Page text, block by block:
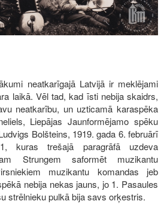
neatkarīgajā Latvijā ir meklējami
laikā. Vēl tad, kad īsti nebija skaidrs,
neatkarību, un uzticamā karaspēka
Liepājas Jaunformējamo spēku
Bolšteins, 1919. gada 6. februārī
kuras trešajā paragrāfā uzdeva
Strungem saformēt muzikantu
muzikantu komandas jeb
nebija nekas jauns, jo 1. Pasaules
strēlnieku pulkā bija savs orķestris.